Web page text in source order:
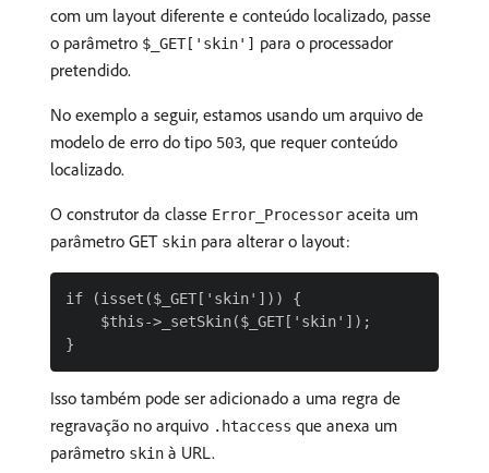
com um layout diferente e conteúdo localizado, passe
o parâmetro $_GET['skin'] para o processador
pretendido.
No exemplo a seguir, estamos usando um arquivo de
modelo de erro do tipo 503, que requer conteúdo
localizado.
O construtor da classe Error_Processor aceita um
parâmetro GET skin para alterar o layout:
if (isset($_GET['skin'])) {
    $this->_setSkin($_GET['skin']);
Isso também pode ser adicionado a uma regra de
regravação no arquivo .htaccess que anexa um
parâmetro skin à URL.